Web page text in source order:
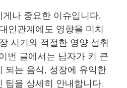
나 중요한 이슈입니다.
인관계에도 영향을 미치
시기와 적절한 영양 섭취
번 글에서는 남자가 키 큰
되는 음식, 성장에 유익한
팁을 상세히 안내합니다.